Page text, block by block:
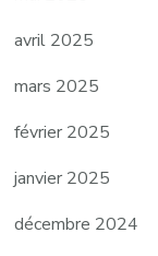
avril 2025
mars 2025
février 2025
janvier 2025
décembre 2024